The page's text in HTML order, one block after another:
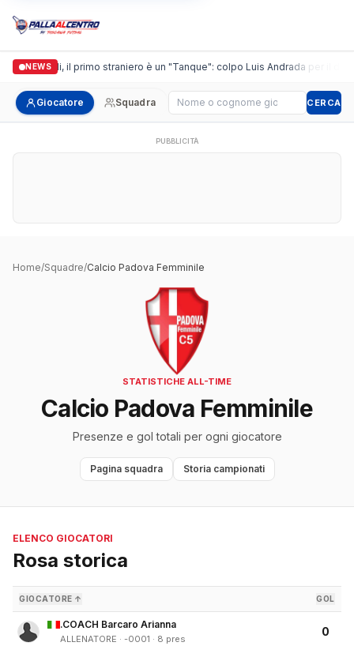
NEWS
Casalguidi, il primo straniero è un "Tanque": colpo Luis Andrada per il
Giocatore Squadra Cerca giocatore CERCA
PUBBLICITÀ
Home/Squadre/Calcio Padova Femminile
STATISTICHE ALL-TIME
Calcio Padova Femminile
Presenze e gol totali per ogni giocatore
Pagina squadra Storia campionati
ELENCO GIOCATORI
Rosa storica
GIOCATORE ↑ GOL
.COACH Barcaro Arianna
ALLENATORE · -0001 · 8 pres
0